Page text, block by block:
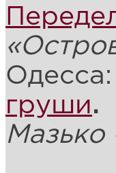
груши.
Мазько